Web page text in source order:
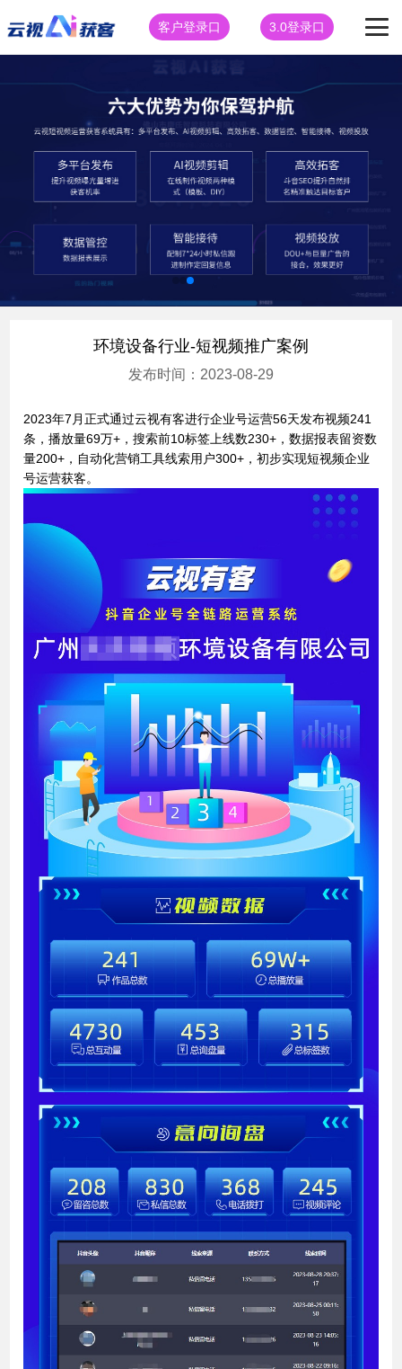
客户登录口 3.0登录口
环境设备行业-短视频推广案例
发布时间：2023-08-29
2023年7月正式通过云视有客进行企业号运营56天发布视频241
条，播放量69万+，搜索前10标签上线数230+，数据报表留资数
量200+，自动化营销工具线索用户300+，初步实现短视频企业
号运营获客。